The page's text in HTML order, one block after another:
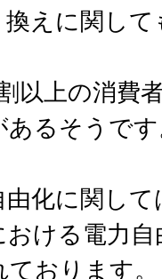
えに関し
以上の消費
あるそうで
由化に関し
おける電力
おります。